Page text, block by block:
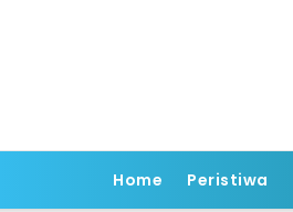
Home Peristiwa